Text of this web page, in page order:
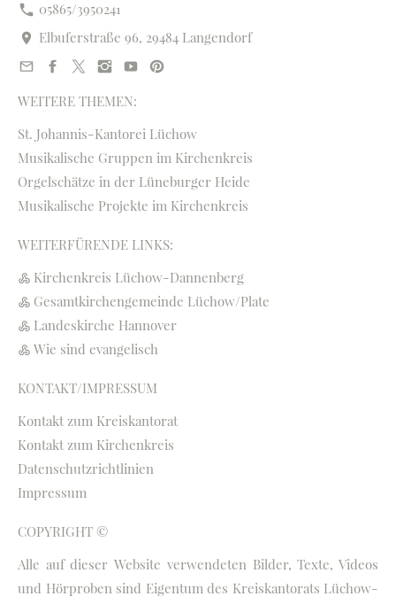
05865/3950241
Elbuferstraße 96, 29484 Langendorf
WEITERE THEMEN:
St. Johannis-Kantorei Lüchow
Musikalische Gruppen im Kirchenkreis
Orgelschätze in der Lüneburger Heide
Musikalische Projekte im Kirchenkreis
WEITERFÜRENDE LINKS:
Kirchenkreis Lüchow-Dannenberg
Gesamtkirchengemeinde Lüchow/Plate
Landeskirche Hannover
Wie sind evangelisch
KONTAKT/IMPRESSUM
Kontakt zum Kreiskantorat
Kontakt zum Kirchenkreis
Datenschutzrichtlinien
Impressum
COPYRIGHT ©
Alle auf dieser Website verwendeten Bilder, Texte, Videos
und Hörproben sind Eigentum des Kreiskantorats Lüchow-